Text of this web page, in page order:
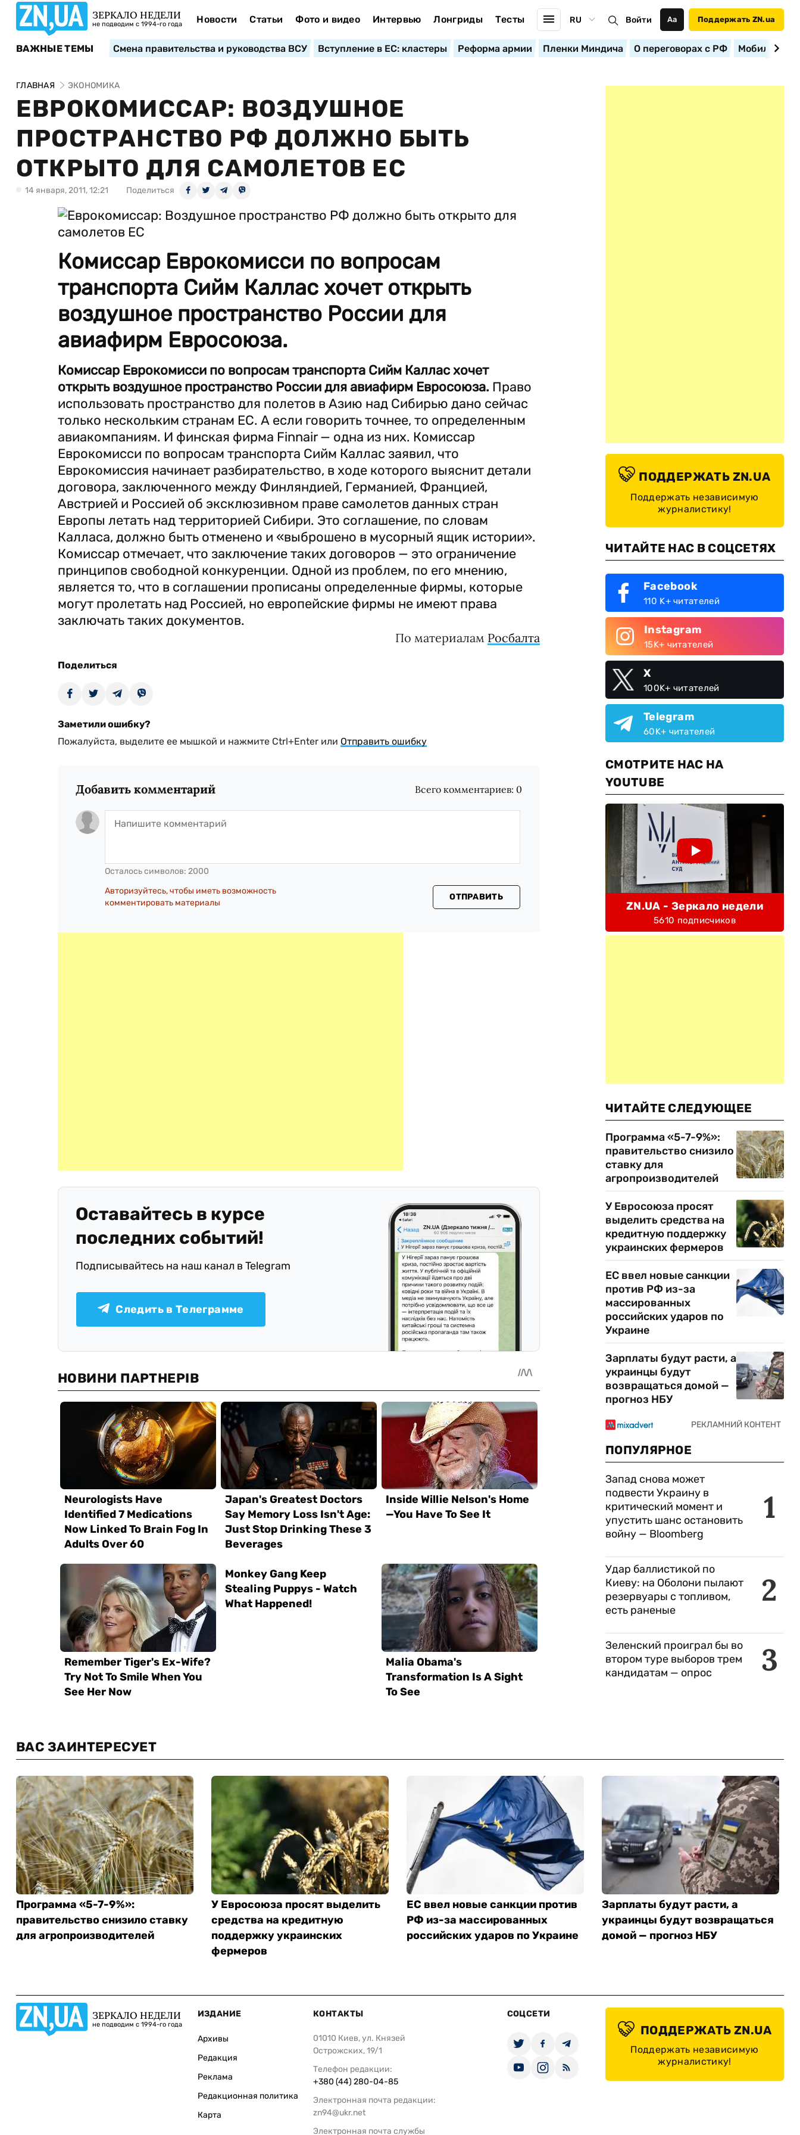
ЗЕРКАЛО НЕДЕЛИ
не подводим с 1994-го года Новости Статьи Фото и видео Интервью Лонгриды Тесты RU Войти Аа Поддержать ZN.ua
ВАЖНЫЕ ТЕМЫ Смена правительства и руководства ВСУ Вступление в ЕС: кластеры Реформа армии Пленки Миндича О переговорах с РФ
ГЛАВНАЯ ЭКОНОМИКА
ЕВРОКОМИССАР: ВОЗДУШНОЕ
ПРОСТРАНСТВО РФ ДОЛЖНО БЫТЬ
ОТКРЫТО ДЛЯ САМОЛЕТОВ ЕС
14 января, 2011, 12:21 Поделиться
Комиссар Еврокомисси по вопросам
транспорта Сийм Каллас хочет открыть
воздушное пространство России для
авиафирм Евросоюза.
Комиссар Еврокомисси по вопросам транспорта Сийм Каллас хочет
открыть воздушное пространство России для авиафирм Евросоюза. Право
использовать пространство для полетов в Азию над Сибирью дано сейчас
только нескольким странам ЕС. А если говорить точнее, то определенным
авиакомпаниям. И финская фирма Finnair — одна из них. Комиссар
Еврокомисси по вопросам транспорта Сийм Каллас заявил, что
Еврокомиссия начинает разбирательство, в ходе которого выяснит детали
договора, заключенного между Финляндией, Германией, Францией,
Австрией и Россией об эксклюзивном праве самолетов данных стран
Европы летать над территорией Сибири. Это соглашение, по словам
Калласа, должно быть отменено и «выброшено в мусорный ящик истории».
Комиссар отмечает, что заключение таких договоров — это ограничение
принципов свободной конкуренции. Одной из проблем, по его мнению,
является то, что в соглашении прописаны определенные фирмы, которые
могут пролетать над Россией, но европейские фирмы не имеют права
заключать таких документов.
По материалам Росбалта
Поделиться
Заметили ошибку?
Пожалуйста, выделите ее мышкой и нажмите Ctrl+Enter или Отправить ошибку
Добавить комментарий Всего комментариев: 0
Осталось символов: 2000
Авторизуйтесь, чтобы иметь возможность
комментировать материалы
ОТПРАВИТЬ
Оставайтесь в курсе
последних событий!
Подписывайтесь на наш канал в Telegram
Следить в Телеграмме
ПОДДЕРЖАТЬ ZN.UA
Поддержать независимую
журналистику!
ЧИТАЙТЕ НАС В СОЦСЕТЯХ
Facebook
110 K+ читателей
Instagram
15K+ читателей
X
100K+ читателей
Telegram
60K+ читателей
СМОТРИТЕ НАС НА
YOUTUBE
ZN.UA - Зеркало недели
5610 подписчиков
ЧИТАЙТЕ СЛЕДУЮЩЕЕ
Программа «5-7-9%»:
правительство снизило
ставку для
агропроизводителей
У Евросоюза просят
выделить средства на
кредитную поддержку
украинских фермеров
ЕС ввел новые санкции
против РФ из-за
массированных
российских ударов по
Украине
Зарплаты будут расти, а
украинцы будут
возвращаться домой —
прогноз НБУ
ПОПУЛЯРНОЕ
1
Запад снова может
подвести Украину в
критический момент и
упустить шанс остановить
войну — Bloomberg
2
Удар баллистикой по
Киеву: на Оболони пылают
резервуары с топливом,
есть раненые
3
Зеленский проиграл бы во
втором туре выборов трем
кандидатам — опрос
ВАС ЗАИНТЕРЕСУЕТ
Программа «5-7-9%»:
правительство снизило ставку
для агропроизводителей
У Евросоюза просят выделить
средства на кредитную
поддержку украинских
фермеров
ЕС ввел новые санкции против
РФ из-за массированных
российских ударов по Украине
Зарплаты будут расти, а
украинцы будут возвращаться
домой — прогноз НБУ
ЗЕРКАЛО НЕДЕЛИ
не подводим с 1994-го года
ИЗДАНИЕ
Архивы
Редакция
Реклама
Редакционная политика
Карта
КОНТАКТЫ
01010 Киев, ул. Князей
Острожских, 19/1
Телефон редакции:
+380 (44) 280-04-85
Электронная почта редакции:
zn94@ukr.net
Электронная почта службы
СОЦСЕТИ
ПОДДЕРЖАТЬ ZN.UA
Поддержать независимую
журналистику!